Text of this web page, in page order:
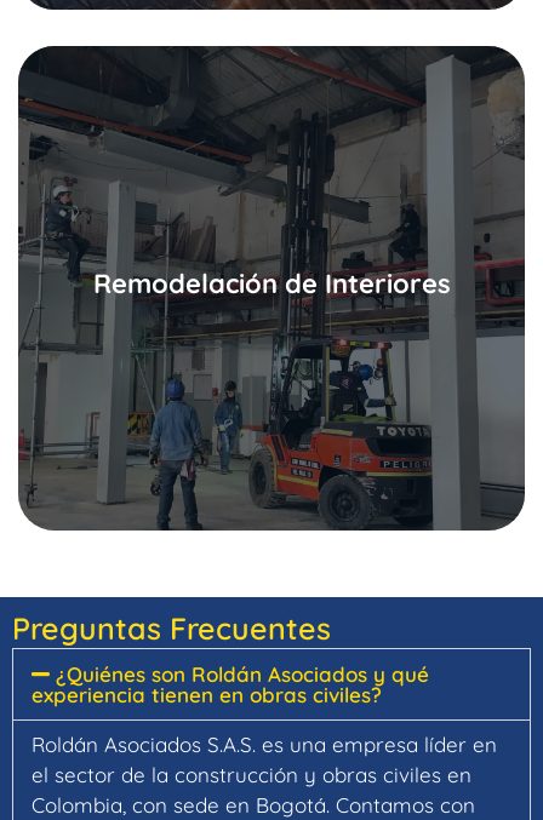
Remodelación de Interiores
Realizamos una fase de diseño para garantizar que el
espacio se adecue a las necesidades de cada cliente y
posteriormente nos encargamos de hacer realidad el
diseño.
Solicitar información
Preguntas Frecuentes
¿Quiénes son Roldán Asociados y qué
experiencia tienen en obras civiles?
Roldán Asociados S.A.S. es una empresa líder en
el sector de la construcción y obras civiles en
Colombia, con sede en Bogotá. Contamos con